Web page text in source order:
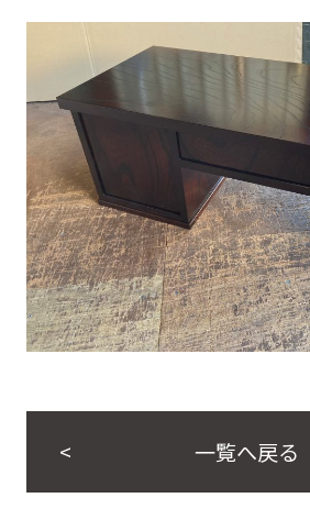
一覧へ戻る